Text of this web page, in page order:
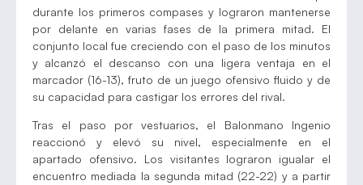
durante los primeros compases y lograron mantenerse
por delante en varias fases de la primera mitad. El
conjunto local fue creciendo con el paso de los minutos
y alcanzó el descanso con una ligera ventaja en el
marcador (16-13), fruto de un juego ofensivo fluido y de
su capacidad para castigar los errores del rival.
Tras el paso por vestuarios, el Balonmano Ingenio
reaccionó y elevó su nivel, especialmente en el
apartado ofensivo. Los visitantes lograron igualar el
encuentro mediada la segunda mitad (22-22) y a partir